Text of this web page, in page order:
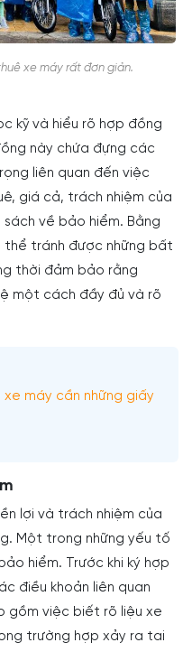
xe máy rất đơn giản.
kỹ và hiểu rõ hợp đồng
này chứa đựng các
liên quan đến việc
giá cả, trách nhiệm của
về bảo hiểm. Bằng
tránh được những bất
thời đảm bảo rằng
một cách đầy đủ và rõ
xe máy cần những giấy
lợi và trách nhiệm của
Một trong những yếu tố
hiểm. Trước khi ký hợp
điều khoản liên quan
gồm việc biết rõ liệu xe
trường hợp xảy ra tai